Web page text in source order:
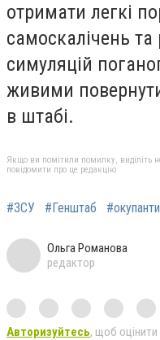
отримати легкі
самоскалічень та
симуляцій
живими
в штабі.
Якщо ви помітили помилку, виділіть
повідомити про це редакцію
#ЗСУ #Генштаб #окупанти
Ольга Романова
редактор
Авторизуйтесь, щоб оцінити